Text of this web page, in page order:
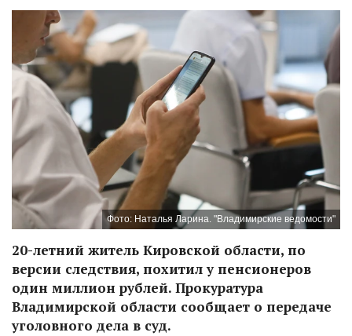
Фото: Наталья Ларина. "Владимирские ведомости"
20-летний житель Кировской области, по
версии следствия, похитил у пенсионеров
один миллион рублей. Прокуратура
Владимирской области сообщает о передаче
уголовного дела в суд.